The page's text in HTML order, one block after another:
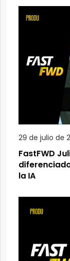
29 de julio de
FastFWD
la IA